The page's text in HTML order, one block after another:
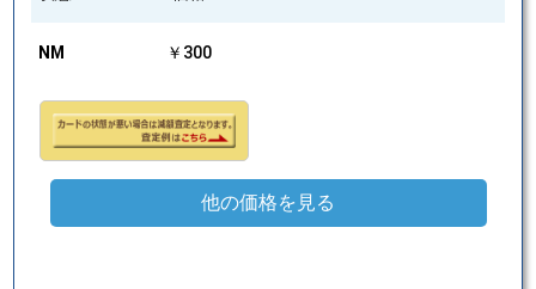
NM ￥300
他の価格を見る